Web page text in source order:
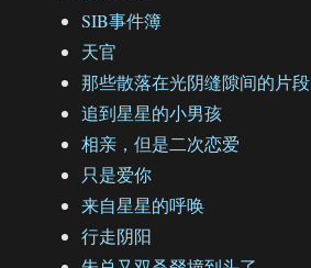
SIB事件簿
天官
那些散落在光阴缝隙间的片段
追到星星的小男孩
相亲，但是二次恋爱
只是爱你
来自星星的呼唤
行走阴阳